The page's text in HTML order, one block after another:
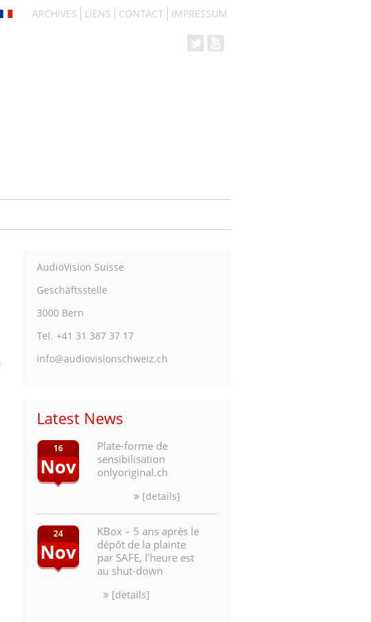
ARCHIVES LIENS CONTACT IMPRESSUM
AudioVision Suisse
Geschäftsstelle
3000 Bern
Tel. +41 31 387 37 17
info@audiovisionschweiz.ch
Latest News
16
Nov
Plate-forme de
sensibilisation
onlyoriginal.ch
[details]
24
Nov
KBox – 5 ans après le
dépôt de la plainte
par SAFE, l’heure est
au shut-down
[details]